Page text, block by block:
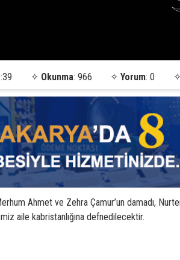
✧ Okunma: 966 ✧Yorum: 0
Ahmet ve Zehra Çamur’un damadı,
aile kabristanlığına defnedilecektir.